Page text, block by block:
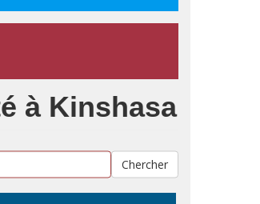
à Kinshasa
Chercher